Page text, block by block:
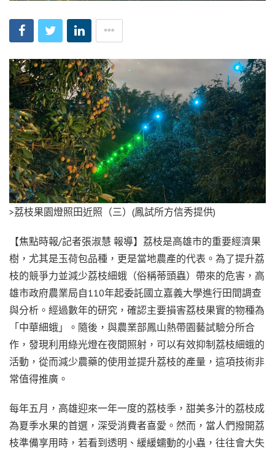
>荔枝果園燈照田近照（三）(鳳試所方信秀提供)
【焦點時報/記者張淑慧 報導】荔枝是高雄市的重要經濟果
樹，尤其是玉荷包品種，更是當地農產的代表。為了提升荔
枝的競爭力並減少荔枝細蛾（俗稱蒂頭蟲）帶來的危害，高
雄市政府農業局自110年起委託國立嘉義大學進行田間調查
與分析。經過數年的研究，確認主要損害荔枝果實的物種為
「中華細蛾」。隨後，與農業部鳳山熱帶園藝試驗分所合
作，發現利用綠光燈在夜間照射，可以有效抑制荔枝細蛾的
活動，從而減少農藥的使用並提升荔枝的產量，這項技術非
常值得推廣。
每年五月，高雄迎來一年一度的荔枝季，甜美多汁的荔枝成
為夏季水果的首選，深受消費者喜愛。然而，當人們撥開荔
枝準備享用時，若看到透明、緩緩蠕動的小蟲，往往會大失